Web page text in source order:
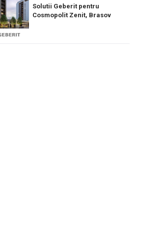
Solutii Geberit pentru
Cosmopolit Zenit, Brasov